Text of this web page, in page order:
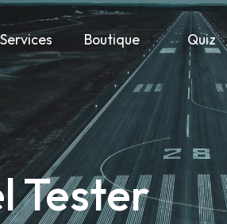
Services Boutique Quiz
Tester